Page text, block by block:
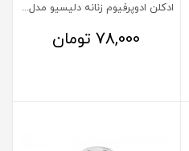
ادکلن ادوپرفیوم زنانه دلیسیو مدل Coco Mademoiselle حجم 50 میلی لیتر
78,000تومان